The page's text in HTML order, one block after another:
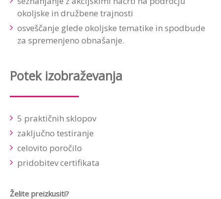
okoljske in družbene trajnosti
osveščanje glede okoljske tematike in spodbude
za spremenjeno obnašanje.
Potek izobraževanja
5 praktičnih sklopov
zaključno testiranje
celovito poročilo
pridobitev certifikata
Želite preizkusiti?